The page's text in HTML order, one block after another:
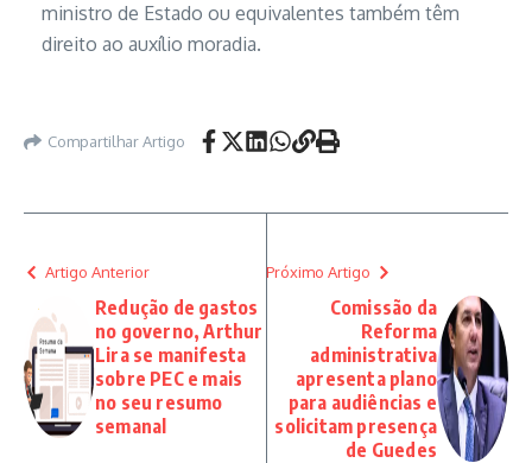
ministro de Estado ou equivalentes também têm
direito ao auxílio moradia.
Compartilhar Artigo
Artigo Anterior
Redução de gastos
no governo, Arthur
Lira se manifesta
sobre PEC e mais
no seu resumo
semanal
Próximo Artigo
Comissão da
Reforma
administrativa
apresenta plano
para audiências e
solicitam presença
de Guedes